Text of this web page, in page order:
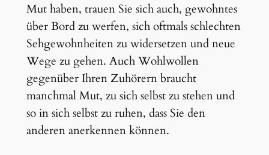
Mut haben, trauen Sie sich auch, gewohntes
über Bord zu werfen, sich oftmals schlechten
Sehgewohnheiten zu widersetzen und neue
Wege zu gehen. Auch Wohlwollen
gegenüber Ihren Zuhörern braucht
manchmal Mut, zu sich selbst zu stehen und
so in sich selbst zu ruhen, dass Sie den
anderen anerkennen können.